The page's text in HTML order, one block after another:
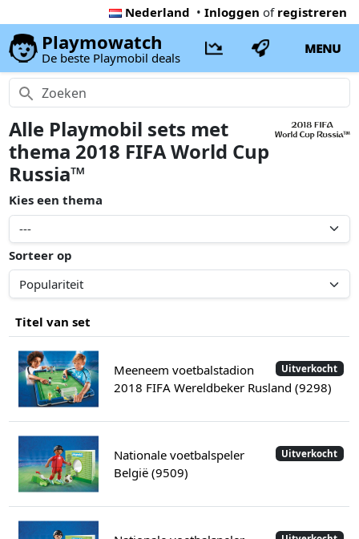
Nederland • Inloggen of registreren
Playmowatch
De beste Playmobil deals
MENU
Alle Playmobil sets met
thema 2018 FIFA World Cup
Russia™
Kies een thema
Sorteer op
Titel van set
Uitverkocht
Meeneem voetbalstadion
2018 FIFA Wereldbeker Rusland (9298)
Uitverkocht
Nationale voetbalspeler
België (9509)